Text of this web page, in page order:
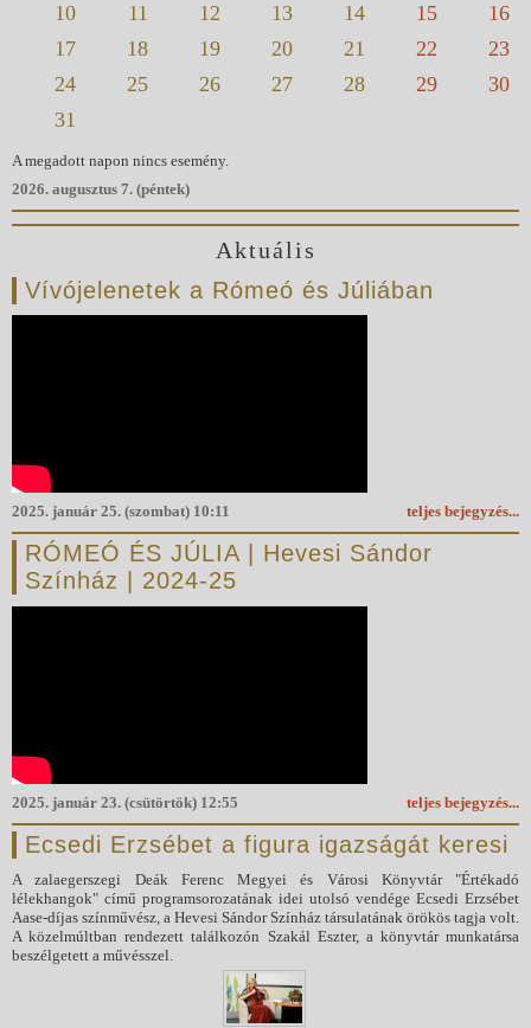
10
11 12 13 14 15
16
17
18 19 20 21 22
23
24
25 26 27 28 29
30
31
A megadott napon nincs esemény.
2026. augusztus 7. (péntek)
Aktuális
Vívójelenetek a Rómeó és Júliában
teljes bejegyzés...
2025. január 25. (szombat) 10:11
RÓMEÓ ÉS JÚLIA | Hevesi Sándor
Színház | 2024-25
teljes bejegyzés...
2025. január 23. (csütörtök) 12:55
Ecsedi Erzsébet a figura igazságát keresi
A zalaegerszegi Deák Ferenc Megyei és Városi Könyvtár "Értékadó
lélekhangok" című programsorozatának idei utolsó vendége Ecsedi Erzsébet
Aase-díjas színművész, a Hevesi Sándor Színház társulatának örökös tagja volt.
A közelmúltban rendezett találkozón Szakál Eszter, a könyvtár munkatársa
beszélgetett a művésszel.